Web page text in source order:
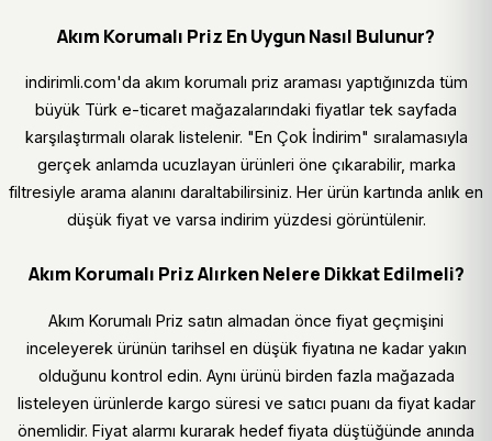
Akım Korumalı Priz En Uygun Nasıl Bulunur?
indirimli.com'da akım korumalı priz araması yaptığınızda tüm
büyük Türk e-ticaret mağazalarındaki fiyatlar tek sayfada
karşılaştırmalı olarak listelenir. "En Çok İndirim" sıralamasıyla
gerçek anlamda ucuzlayan ürünleri öne çıkarabilir, marka
filtresiyle arama alanını daraltabilirsiniz. Her ürün kartında anlık en
düşük fiyat ve varsa indirim yüzdesi görüntülenir.
Akım Korumalı Priz Alırken Nelere Dikkat Edilmeli?
Akım Korumalı Priz satın almadan önce fiyat geçmişini
inceleyerek ürünün tarihsel en düşük fiyatına ne kadar yakın
olduğunu kontrol edin. Aynı ürünü birden fazla mağazada
listeleyen ürünlerde kargo süresi ve satıcı puanı da fiyat kadar
önemlidir. Fiyat alarmı kurarak hedef fiyata düştüğünde anında